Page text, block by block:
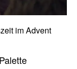
im Advent